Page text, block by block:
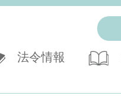
法令情報